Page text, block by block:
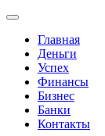
Главная
Деньги
Успех
Финансы
Бизнес
Банки
Контакты